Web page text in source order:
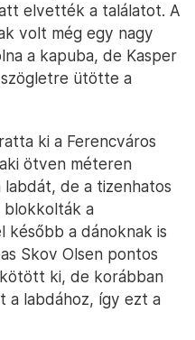
elvették a találatot. A
volt még egy nagy
a kapuba, de Kasper
ütötte a
ki a Ferencváros
ötven méteren
de a tizenhatos
a
később a dánoknak is
Skov Olsen pontos
ki, de korábban
a labdához, így ezt a